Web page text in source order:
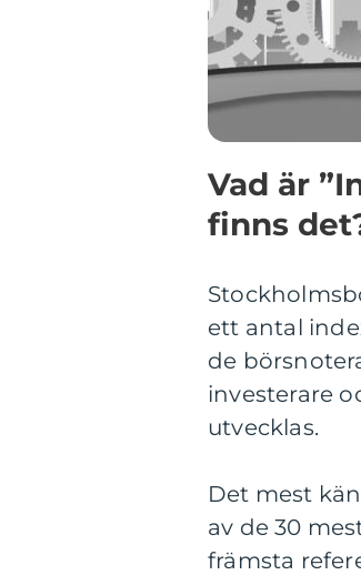
Vad är
finns
ett antal
de
investerare
utvecklas.
Det mest
av de 30
främsta